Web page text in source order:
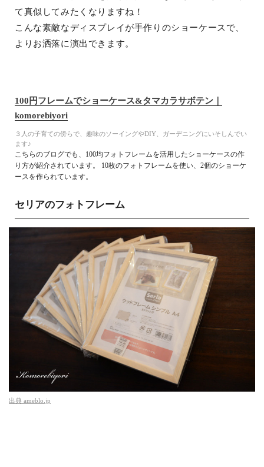
て真似してみたくなりますね！
こんな素敵なディスプレイが手作りのショーケースで、
よりお洒落に演出できます。
100円フレームでショーケース&タマカラサボテン｜
komorebiyori
３人の子育ての傍らで、趣味のソーイングやDIY、ガーデニングにいそしんでい
ます♪
こちらのブログでも、100均フォトフレームを活用したショーケースの作
り方が紹介されています。 10枚のフォトフレームを使い、2個のショーケ
ースを作られています。
セリアのフォトフレーム
出典 ameblo.jp